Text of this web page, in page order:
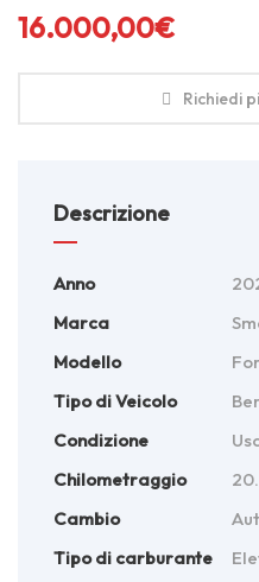
16.000,00€
Richiedi
Descrizione
Anno
Marca
Modello
Tipo di Veicolo
Condizione
Chilometraggio
Cambio
Tipo di carburante